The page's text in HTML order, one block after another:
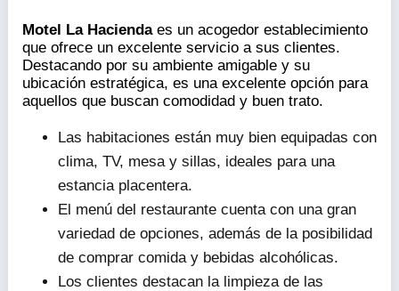
Motel La Haciendaes un acogedor establecimiento
que ofrece un excelente servicio a sus clientes.
Destacando por su ambiente amigable y su
ubicación estratégica, es una excelente opción para
aquellos que buscan comodidad y buen trato.
Las habitaciones están muy bien equipadas con
clima, TV, mesa y sillas, ideales para una
estancia placentera.
El menú del restaurante cuenta con una gran
variedad de opciones, además de la posibilidad
de comprar comida y bebidas alcohólicas.
Los clientes destacan la limpieza de las